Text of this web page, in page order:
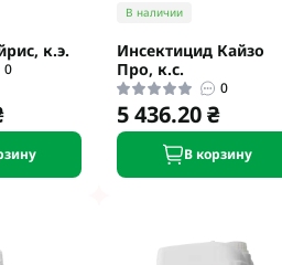
к.э.
0
В наличии
Инсектицид Кайзо
Про, к.с.
0
5 436.20 ₴
В корзину